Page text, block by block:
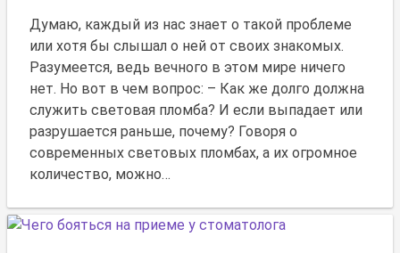
Думаю, каждый из нас знает о такой проблеме
или хотя бы слышал о ней от своих знакомых.
Разумеется, ведь вечного в этом мире ничего
нет. Но вот в чем вопрос: – Как же долго должна
служить световая пломба? И если выпадает или
разрушается раньше, почему? Говоря о
современных световых пломбах, а их огромное
количество, можно…